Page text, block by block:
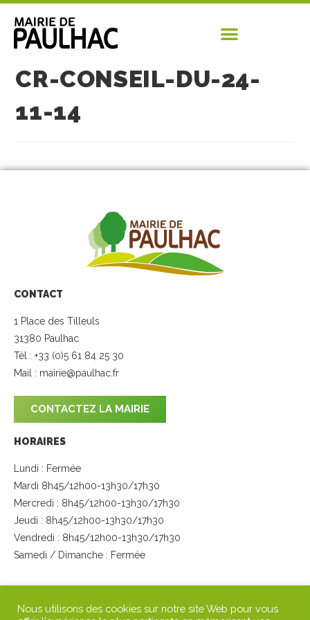
CR-CONSEIL-DU-24-
11-14
CONTACT
1 Place des Tilleuls
31380 Paulhac
Tél : +33 (0)5 61 84 25 30
Mail : mairie@paulhac.fr
CONTACTEZ LA MAIRIE
HORAIRES
Lundi : Fermée
Mardi 8h45/12h00-13h30/17h30
Mercredi : 8h45/12h00-13h30/17h30
Jeudi : 8h45/12h00-13h30/17h30
Vendredi : 8h45/12h00-13h30/17h30
Samedi / Dimanche : Fermée
Nous utilisons des cookies sur notre site Web pour vous